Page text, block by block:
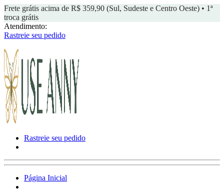
Frete grátis acima de R$ 359,90 (Sul, Sudeste e Centro Oeste) • 1ª
troca grátis
Atendimento:
Rastreie seu pedido
Rastreie seu pedido
Página Inicial